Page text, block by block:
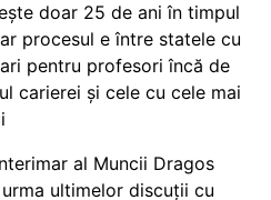
doar 25 de ani în timpul
procesul e între statele cu
pentru profesori încă de
carierei și cele cu cele mai
al Muncii Dragos
urma ultimelor discuții cu